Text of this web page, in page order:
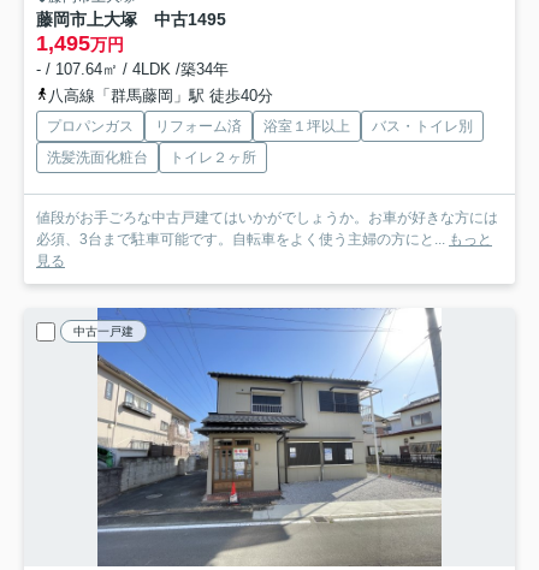
藤岡市上大塚 中古1495
1,495万円
- / 107.64㎡ / 4LDK /築34年
八高線「群馬藤岡」駅 徒歩40分
プロパンガス リフォーム済 浴室１坪以上
バス・トイレ別
洗髪洗面化粧台
トイレ２ヶ所
値段がお手ごろな中古戸建てはいかがでしょうか。お車が好きな方には
必須、3台まで駐車可能です。自転車をよく使う主婦の方にと... もっと
見る
中古一戸建